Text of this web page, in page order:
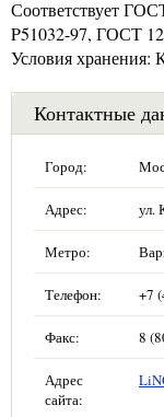
Соответствует
P51032-97, ГОСТ
Условия хранения:
Контактные
Город:
Адрес: ул.
Метро:
Телефон: +7
Факс: 8
Адрес
сайта: